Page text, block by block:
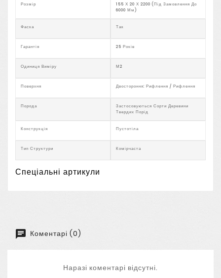
Розмір
155 Х 20 Х 2200 (під Замовлення До
6000 Мм)
Фаска Так
Гарантія 25 Років
Одиниця Виміру М2
Поверхня Двостороння: Рифлення / Рифлення
Порода
Застосовуються Сорти Деревини
Твердих Порід
Конструкція Пустотіла
Тип Структури Комірчаста
Спеціальні артикули
Коментарі (0)
Наразі коментарі відсутні.